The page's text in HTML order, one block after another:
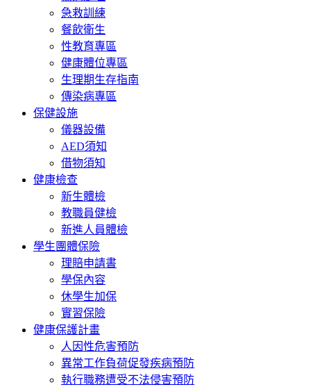
急救訓練
餐飲衛生
性教育專區
健康體位專區
生理期生存指南
傳染病專區
保健設施
儀器設備
AED須知
借物須知
健康檢查
新生體檢
教職員健檢
新進人員體檢
學生團體保險
理賠申請書
學保內容
休學生加保
實習保險
健康保護計畫
人因性危害預防
異常工作負荷促發疾病預防
執行職務遭受不法侵害預防